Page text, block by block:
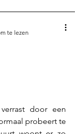
te lezen
uit 5 sterren.
probeert te